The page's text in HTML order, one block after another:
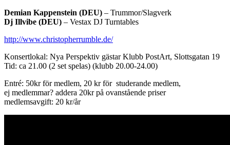
Demian Kappenstein (DEU) – Trummor/Slagverk
Dj Illvibe (DEU) – Vestax DJ Turntables
http://www.christopherrumble.de/
Konsertlokal: Nya Perspektiv gästar Klubb PostArt, Slottsgatan 19
Tid: ca 21.00 (2 set spelas) (klubb 20.00-24.00)
Entré: 50kr för medlem, 20 kr för studerande medlem,
ej medlemmar? addera 20kr på ovanstående priser
medlemsavgift: 20 kr/år